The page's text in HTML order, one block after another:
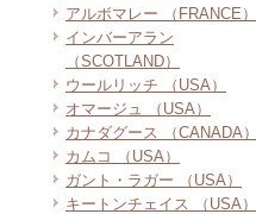
アルボマレー （FRANCE）
インバーアラン
（SCOTLAND）
ウールリッチ （USA）
オマージュ （USA）
カナダグース （CANADA）
カムコ （USA）
ガント・ラガー （USA）
キートンチェイス （USA）